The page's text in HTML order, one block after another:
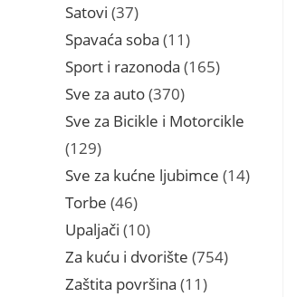
Satovi 3737
proizvoda
Spavaća soba 11 11
proizvoda
Sport i razonoda 165165
Sve za auto 370370
proizvoda
Sve za Bicikle i Motorcikle
129129
proizvoda
Sve za kućne ljubimce 1414
Torbe 4646
proizvoda
Upaljači 1010
proizvoda
Za kuću i dvorište 754754
Zaštita površina 11 11